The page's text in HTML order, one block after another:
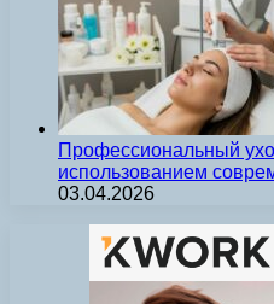
Профессиональный
использованием
03.04.2026